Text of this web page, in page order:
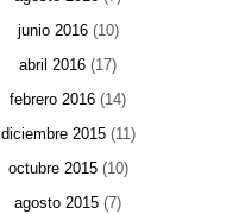
junio 2016(10)
abril 2016 (17)
febrero 2016 (14)
diciembre 2015(11)
octubre 2015(10)
agosto 2015 (7)